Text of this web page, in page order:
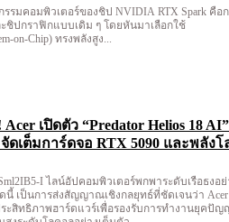
รมคอมพิวเตอร์ของชิป NVIDIA RTX Spark คือ
ปกราฟิกแบบเดิม ๆ โดยหันมาเลือกใช้
on-Chip) ทรงพลังสูง...
เปิดตัว “Predator Helios 18 AI”
ดเต็มการ์ดจอ RTX 5090 และพลังโ
าระดับเรือธงอย่าง
ดนี้ เป็นการส่งสัญญาณเชิงกลยุทธ์ที่ชัดเจนว่า Acer
ะสิทธิภาพฮาร์ดแวร์เพื่อรองรับการทำงานยุคปัญ